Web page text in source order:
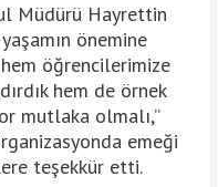
Müdürü Hayrettin
önemine
öğrencilerimize
hem de örnek
mutlaka olmalı,”
emeği
teşekkür etti.